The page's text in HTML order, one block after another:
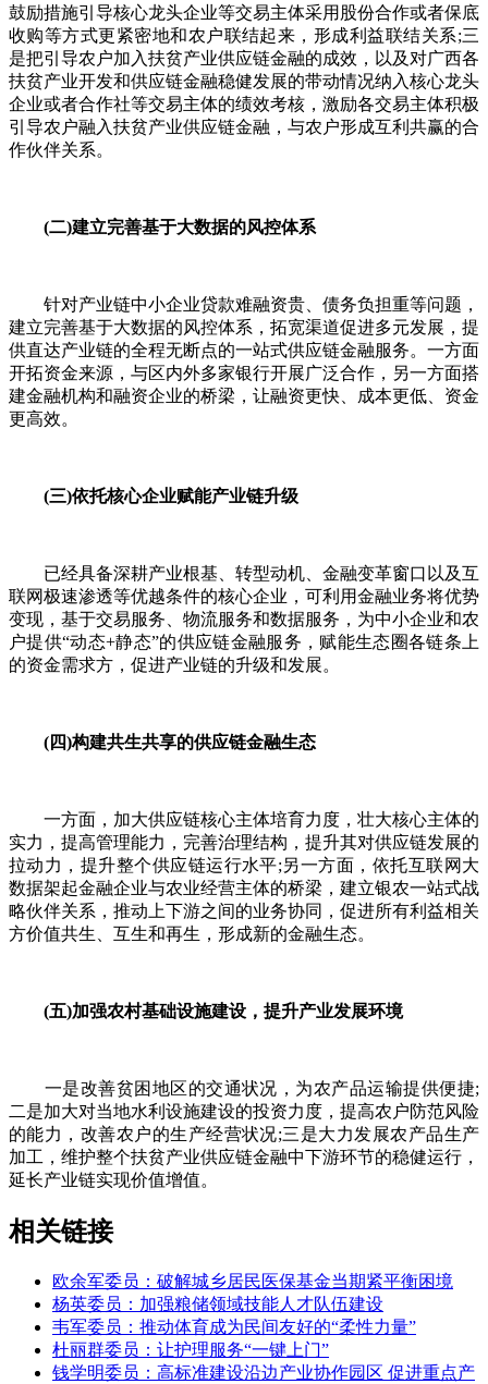
鼓励措施引导核心龙头企业等交易主体采用股份合作或者保底
收购等方式更紧密地和农户联结起来，形成利益联结关系;三
是把引导农户加入扶贫产业供应链金融的成效，以及对广西各
扶贫产业开发和供应链金融稳健发展的带动情况纳入核心龙头
企业或者合作社等交易主体的绩效考核，激励各交易主体积极
引导农户融入扶贫产业供应链金融，与农户形成互利共赢的合
作伙伴关系。
(二)建立完善基于大数据的风控体系
针对产业链中小企业贷款难融资贵、债务负担重等问题，
建立完善基于大数据的风控体系，拓宽渠道促进多元发展，提
供直达产业链的全程无断点的一站式供应链金融服务。一方面
开拓资金来源，与区内外多家银行开展广泛合作，另一方面搭
建金融机构和融资企业的桥梁，让融资更快、成本更低、资金
更高效。
(三)依托核心企业赋能产业链升级
已经具备深耕产业根基、转型动机、金融变革窗口以及互
联网极速渗透等优越条件的核心企业，可利用金融业务将优势
变现，基于交易服务、物流服务和数据服务，为中小企业和农
户提供“动态+静态”的供应链金融服务，赋能生态圈各链条上
的资金需求方，促进产业链的升级和发展。
(四)构建共生共享的供应链金融生态
一方面，加大供应链核心主体培育力度，壮大核心主体的
实力，提高管理能力，完善治理结构，提升其对供应链发展的
拉动力，提升整个供应链运行水平;另一方面，依托互联网大
数据架起金融企业与农业经营主体的桥梁，建立银农一站式战
略伙伴关系，推动上下游之间的业务协同，促进所有利益相关
方价值共生、互生和再生，形成新的金融生态。
(五)加强农村基础设施建设，提升产业发展环境
一是改善贫困地区的交通状况，为农产品运输提供便捷;
二是加大对当地水利设施建设的投资力度，提高农户防范风险
的能力，改善农户的生产经营状况;三是大力发展农产品生产
加工，维护整个扶贫产业供应链金融中下游环节的稳健运行，
延长产业链实现价值增值。
相关链接
欧余军委员：破解城乡居民医保基金当期紧平衡困境
杨英委员：加强粮储领域技能人才队伍建设
韦军委员：推动体育成为民间友好的“柔性力量”
杜丽群委员：让护理服务“一键上门”
钱学明委员：高标准建设沿边产业协作园区 促进重点产